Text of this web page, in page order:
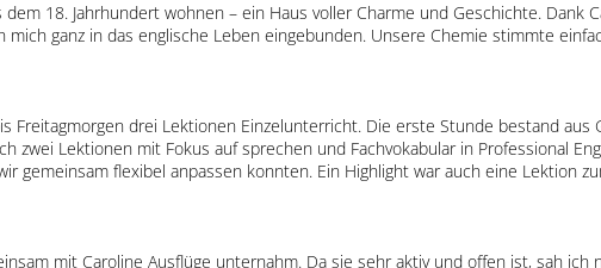
18. Jahrhundert wohnen – ein Haus voller Charme und Geschichte. Dank
ganz in das englische Leben eingebunden. Unsere Chemie stimmte
Freitagmorgen drei Lektionen Einzelunterricht. Die erste Stunde bestand aus
zwei Lektionen mit Fokus auf sprechen und Fachvokabular in Professional
gemeinsam flexibel anpassen konnten. Ein Highlight war auch eine Lektion
mit Caroline Ausflüge unternahm. Da sie sehr aktiv und offen ist, sah ich